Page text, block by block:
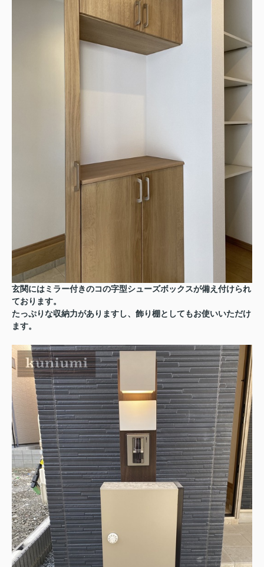
玄関にはミラー付きのコの字型シューズボックスが備え付けられ
ております。
たっぷりな収納力がありますし、飾り棚としてもお使いいただけ
ます。